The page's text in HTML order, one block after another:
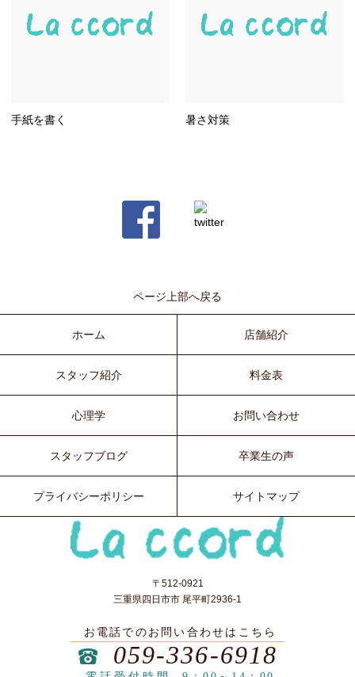
手紙を書く 暑さ対策
ページ上部へ戻る
ホーム 店舗紹介
スタッフ紹介 料金表
心理学 お問い合わせ
スタッフブログ 卒業生の声
プライバシーポリシー サイトマップ
〒512-0921
三重県四日市市 尾平町2936-1
お電話でのお問い合わせはこちら
059-336-6918